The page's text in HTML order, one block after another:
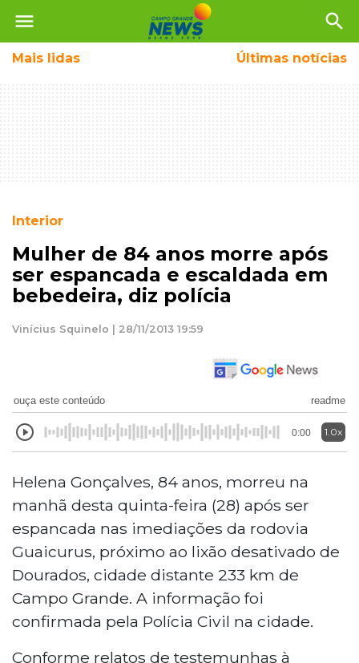
menu search
Mais lidas Últimas notícias
Interior
Mulher de 84 anos morre após
ser espancada e escaldada em
bebedeira, diz polícia
Vinícius Squinelo | 28/11/2013 19:59
ouça este conteúdo readme
0:00 1.0x
Helena Gonçalves, 84 anos, morreu na
manhã desta quinta-feira (28) após ser
espancada nas imediações da rodovia
Guaicurus, próximo ao lixão desativado de
Dourados, cidade distante 233 km de
Campo Grande. A informação foi
confirmada pela Polícia Civil na cidade.
Conforme relatos de testemunhas à